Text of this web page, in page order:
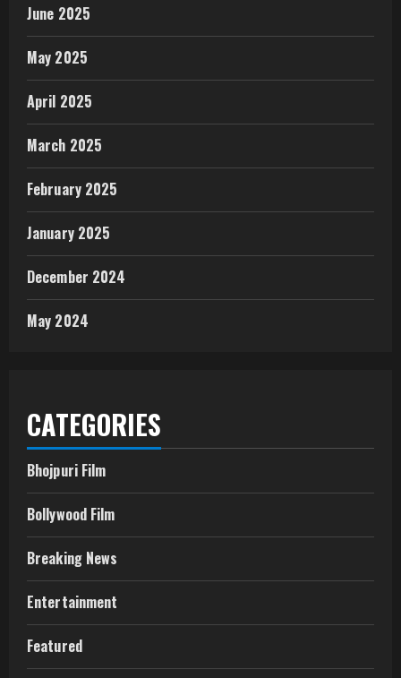
June 2025
May 2025
April 2025
March 2025
February 2025
January 2025
December 2024
May 2024
CATEGORIES
Bhojpuri Film
Bollywood Film
Breaking News
Entertainment
Featured